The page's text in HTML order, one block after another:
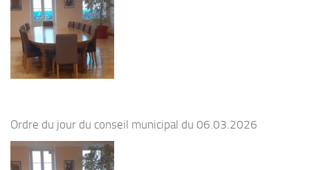
Ordre du jour du conseil municipal du 06.03.2026